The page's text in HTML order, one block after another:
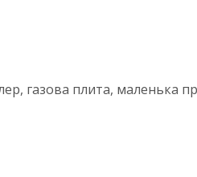
газова плита, маленька